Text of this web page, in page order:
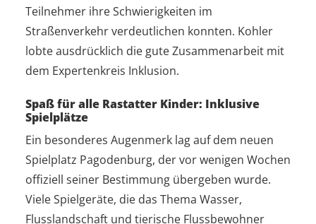
Teilnehmer ihre Schwierigkeiten im
Straßenverkehr verdeutlichen konnten. Kohler
lobte ausdrücklich die gute Zusammenarbeit mit
dem Expertenkreis Inklusion.
Spaß für alle Rastatter Kinder: Inklusive
Spielplätze
Ein besonderes Augenmerk lag auf dem neuen
Spielplatz Pagodenburg, der vor wenigen Wochen
offiziell seiner Bestimmung übergeben wurde.
Viele Spielgeräte, die das Thema Wasser,
Flusslandschaft und tierische Flussbewohner